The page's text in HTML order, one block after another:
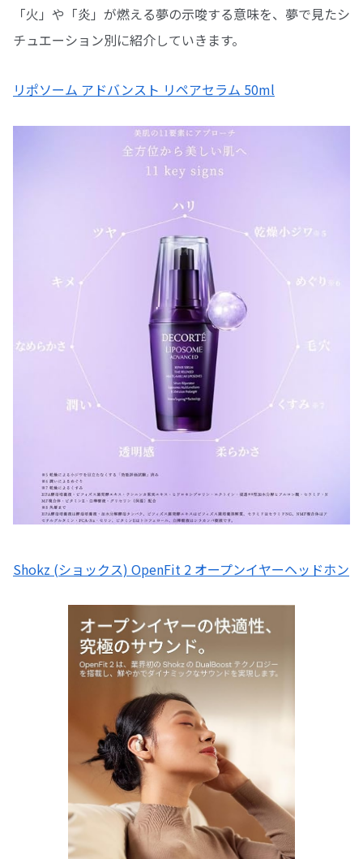
「火」や「炎」が燃える夢の示唆する意味を、夢で見たシ
チュエーション別に紹介していきます。
リポソーム アドバンスト リペアセラム 50ml
Shokz (ショックス) OpenFit 2 オープンイヤーヘッドホン